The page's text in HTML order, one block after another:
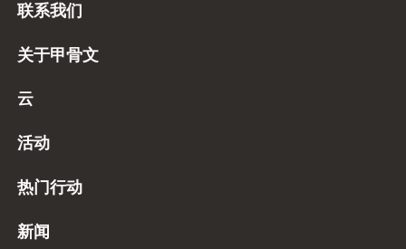
联系我们
关于甲骨文
云
活动
热门行动
新闻